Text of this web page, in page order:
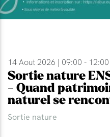
14 Aout 2026 | 09:00 - 12:00
Sortie nature
- Quand
naturel se
Sortie nature